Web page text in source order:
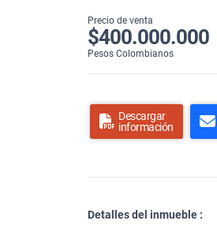
Precio de venta
$400.000.000
Pesos Colombianos
Descargar
información
Detalles del inmueble :